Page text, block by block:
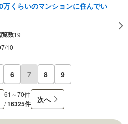
くらいのマンションに住んでい
覧数19
10
6 7 8 9
61～70件
/16325件 次へ